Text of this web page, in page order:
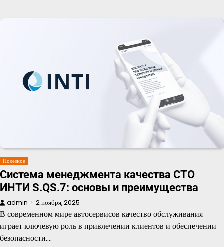
Полезное
Система менеджмента качества СТО
ИНТИ S.QS.7: основы и преимущества
admin 2 ноября, 2025
В современном мире автосервисов качество обслуживания
играет ключевую роль в привлечении клиентов и обеспечении
безопасности.…